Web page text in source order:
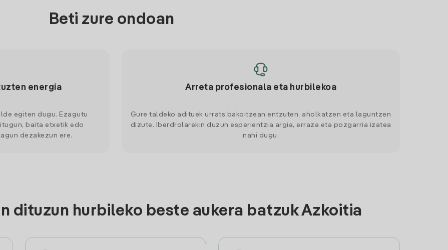
Beti zure ondoan
energia
egiten dugu. Ezagutu
baita etxetik edo
dezakezun ere.
Arreta profesionala eta hurbilekoa
Gure taldeko adituek urrats bakoitzean entzuten, aholkatzen eta laguntzen
dizute. Iberdrolarekin duzun esperientzia argia, erraza eta pozgarria izatea
nahi dugu.
dituzun hurbileko beste aukera batzuk Azkoitia